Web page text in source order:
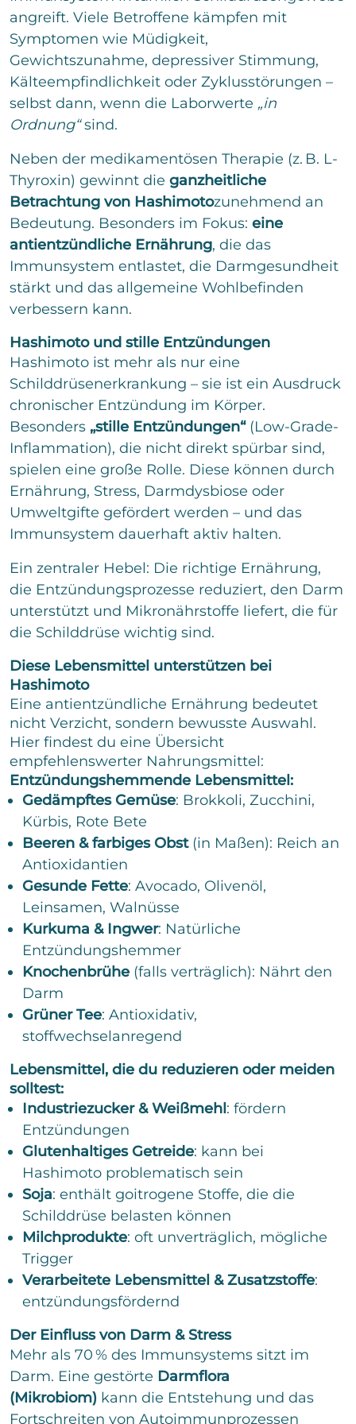
x
t
n
m
m
e
n
t
r
o
e
r
N
a
h
r
c
h
t
Bitte löse die Aufgabe*
Senden
angreift. Viele Betroffene kämpfen mit
Symptomen wie Müdigkeit,
Gewichtszunahme, depressiver Stimmung,
Kälteempfindlichkeit oder Zyklusstörungen –
selbst dann, wenn die Laborwerte „in
Ordnung“sind.
Neben der medikamentösen Therapie (z. B. L-
Thyroxin) gewinnt die ganzheitliche
Betrachtung von Hashimotozunehmend an
Bedeutung. Besonders im Fokus: eine
antientzündliche Ernährung, die das
Immunsystem entlastet, die Darmgesundheit
stärkt und das allgemeine Wohlbefinden
verbessern kann.
Hashimoto und stille Entzündungen
Hashimoto ist mehr als nur eine
Schilddrüsenerkrankung – sie ist ein Ausdruck
chronischer Entzündung im Körper.
Besonders „stille Entzündungen“(Low-Grade-
Inflammation), die nicht direkt spürbar sind,
spielen eine große Rolle. Diese können durch
Ernährung, Stress, Darmdysbiose oder
Umweltgifte gefördert werden – und das
Immunsystem dauerhaft aktiv halten.
Ein zentraler Hebel: Die richtige Ernährung,
die Entzündungsprozesse reduziert, den Darm
unterstützt und Mikronährstoffe liefert, die für
die Schilddrüse wichtig sind.
Diese Lebensmittel unterstützen bei
Hashimoto
Eine antientzündliche Ernährung bedeutet
nicht Verzicht, sondern bewusste Auswahl.
Hier findest du eine Übersicht
empfehlenswerter Nahrungsmittel:
Entzündungshemmende Lebensmittel:
Gedämpftes Gemüse: Brokkoli, Zucchini,
Kürbis, Rote Bete
Beeren & farbiges Obst(in Maßen): Reich an
Antioxidantien
Gesunde Fette: Avocado, Olivenöl,
Leinsamen, Walnüsse
Kurkuma & Ingwer: Natürliche
Entzündungshemmer
Knochenbrühe (falls verträglich): Nährt den
Darm
Grüner Tee: Antioxidativ,
stoffwechselanregend
Lebensmittel, die du reduzieren oder meiden
solltest:
Industriezucker & Weißmehl: fördern
Entzündungen
Glutenhaltiges Getreide: kann bei
Hashimoto problematisch sein
Soja: enthält goitrogene Stoffe, die die
Schilddrüse belasten können
Milchprodukte: oft unverträglich, mögliche
Trigger
Verarbeitete Lebensmittel & Zusatzstoffe:
entzündungsfördernd
Der Einfluss von Darm & Stress
Mehr als 70 % des Immunsystems sitzt im
Darm. Eine gestörte Darmflora
(Mikrobiom) kann die Entstehung und das
Fortschreiten von Autoimmunprozessen